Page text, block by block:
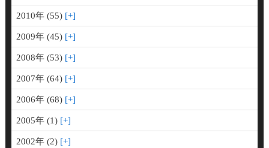
2010年 (55)
2009年 (45)
2008年 (53)
2007年 (64)
2006年 (68)
2005年 (1)
2002年 (2)